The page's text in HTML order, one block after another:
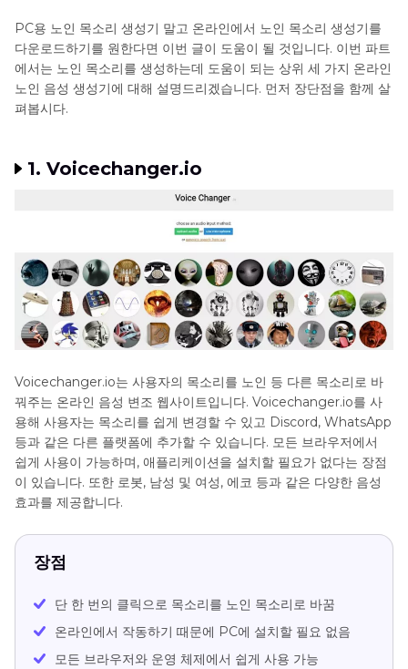
PC용 노인 목소리 생성기 말고 온라인에서 노인 목소리 생성기를
다운로드하기를 원한다면 이번 글이 도움이 될 것입니다. 이번 파트
에서는 노인 목소리를 생성하는데 도움이 되는 상위 세 가지 온라인
노인 음성 생성기에 대해 설명드리겠습니다. 먼저 장단점을 함께 살
펴봅시다.
1. Voicechanger.io
Voicechanger.io는 사용자의 목소리를 노인 등 다른 목소리로 바
꿔주는 온라인 음성 변조 웹사이트입니다. Voicechanger.io를 사
용해 사용자는 목소리를 쉽게 변경할 수 있고 Discord, WhatsApp
등과 같은 다른 플랫폼에 추가할 수 있습니다. 모든 브라우저에서
쉽게 사용이 가능하며, 애플리케이션을 설치할 필요가 없다는 장점
이 있습니다. 또한 로봇, 남성 및 여성, 에코 등과 같은 다양한 음성
효과를 제공합니다.
장점
단 한 번의 클릭으로 목소리를 노인 목소리로 바꿈
온라인에서 작동하기 때문에 PC에 설치할 필요 없음
모든 브라우저와 운영 체제에서 쉽게 사용 가능